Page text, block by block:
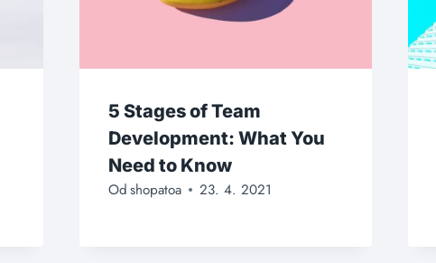
5 Stages of Team
Development: What You
Need to Know
Odshopatoa 23. 4. 2021